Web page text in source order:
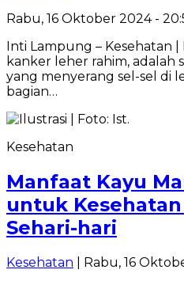
Rabu, 16 Oktober 2024 -
Inti Lampung – Kesehatan |
kanker leher rahim, adalah
yang menyerang sel-sel di
bagian…
Kesehatan
Manfaat Kayu
untuk
Sehari-hari
Kesehatan | Rabu, 16